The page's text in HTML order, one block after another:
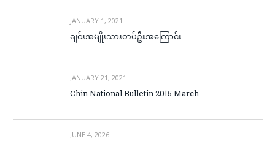
JANUARY 1, 2021
ချင်းအမျိုးသားတပ်ဦးအကြောင်း
JANUARY 21, 2021
Chin National Bulletin 2015 March
JUNE 4, 2026